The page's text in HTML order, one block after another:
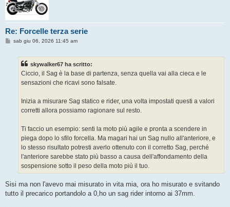
Re: Forcelle terza serie
Msab giu 06, 2026 11:45 am
skywalker67 ha scritto:
Ciccio, il Sag è la base di partenza, senza quella vai alla cieca e le
sensazioni che ricavi sono falsate.
Inizia a misurare Sag statico e rider, una volta impostati questi a valori
corretti allora possiamo ragionare sul resto.
Ti faccio un esempio: senti la moto più agile e pronta a scendere in
piega dopo lo sfilo forcella. Ma magari hai un Sag nullo all'anteriore, e
lo stesso risultato potresti averlo ottenuto con il corretto Sag, perché
l'anteriore sarebbe stato più basso a causa dell'affondamento della
sospensione sotto il peso della moto più il tuo.
Sisi ma non l'avevo mai misurato in vita mia, ora ho misurato e svitando
tutto il precarico portandolo a 0,ho un sag rider intorno ai 37mm.